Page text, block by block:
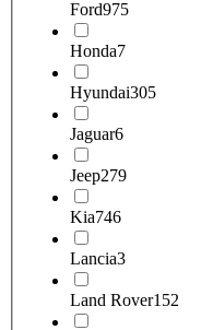
Ford975
Honda7
Hyundai305
Jaguar6
Jeep279
Kia746
Lancia3
Land Rover152